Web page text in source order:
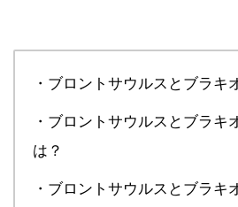
・ブロントサウルスとブラキ
・ブロントサウルスとブラキ
は？
・ブロントサウルスとブラキ